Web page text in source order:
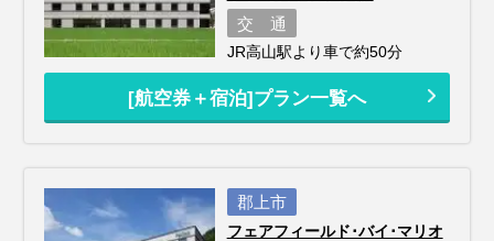
交 通
JR高山駅より車で約50分
[航空券＋宿泊]プラン一覧へ
郡上市
フェアフィールド･バイ･マリオ